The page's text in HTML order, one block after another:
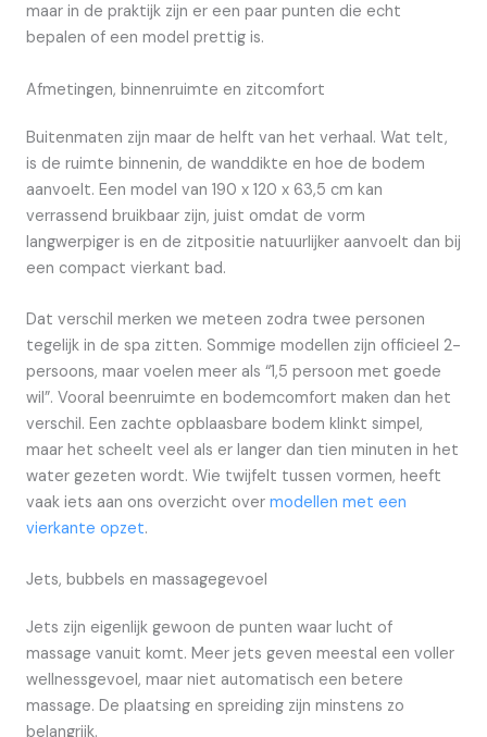
maar in de praktijk zijn er een paar punten die echt
bepalen of een model prettig is.
Afmetingen, binnenruimte en zitcomfort
Buitenmaten zijn maar de helft van het verhaal. Wat telt,
is de ruimte binnenin, de wanddikte en hoe de bodem
aanvoelt. Een model van 190 x 120 x 63,5 cm kan
verrassend bruikbaar zijn, juist omdat de vorm
langwerpiger is en de zitpositie natuurlijker aanvoelt dan bij
een compact vierkant bad.
Dat verschil merken we meteen zodra twee personen
tegelijk in de spa zitten. Sommige modellen zijn officieel 2-
persoons, maar voelen meer als “1,5 persoon met goede
wil”. Vooral beenruimte en bodemcomfort maken dan het
verschil. Een zachte opblaasbare bodem klinkt simpel,
maar het scheelt veel als er langer dan tien minuten in het
water gezeten wordt. Wie twijfelt tussen vormen, heeft
vaak iets aan ons overzicht over modellen met een
vierkante opzet.
Jets, bubbels en massagegevoel
Jets zijn eigenlijk gewoon de punten waar lucht of
massage vanuit komt. Meer jets geven meestal een voller
wellnessgevoel, maar niet automatisch een betere
massage. De plaatsing en spreiding zijn minstens zo
belangrijk.